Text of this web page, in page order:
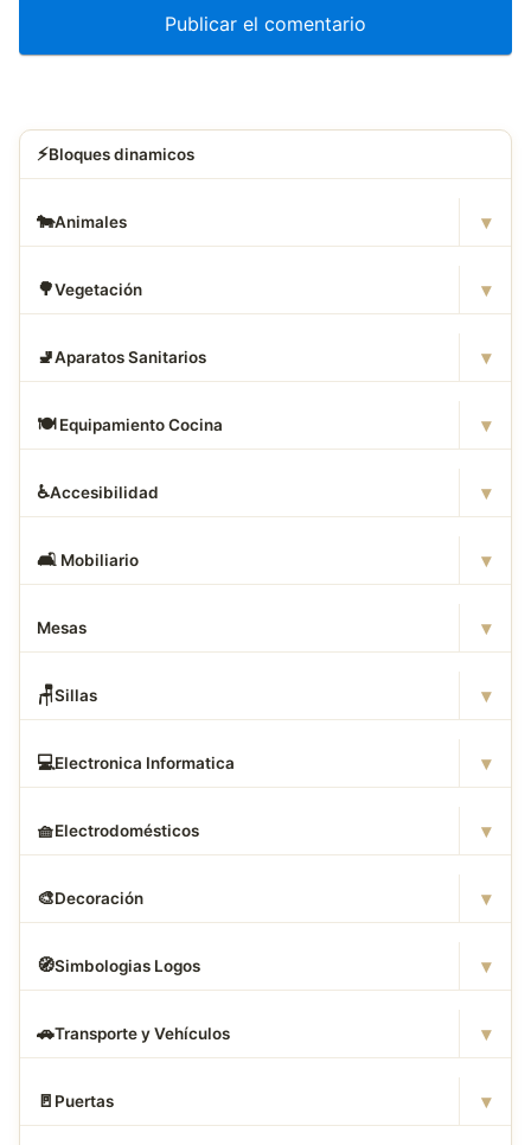
⚡Bloques dinamicos
🐄Animales ▾
🌳Vegetación ▾
🚽Aparatos Sanitarios ▾
🍽️ Equipamiento Cocina ▾
♿Accesibilidad ▾
🛋 ️ Mobiliario ▾
Mesas ▾
🪑Sillas ▾
💻Electronica Informatica ▾
🧺Electrodomésticos ▾
🎨Decoración ▾
🧭Simbologias Logos ▾
🚗Transporte y Vehículos ▾
🚪 Puertas ▾